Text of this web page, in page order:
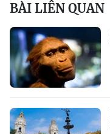
BÀI LIÊN QUAN